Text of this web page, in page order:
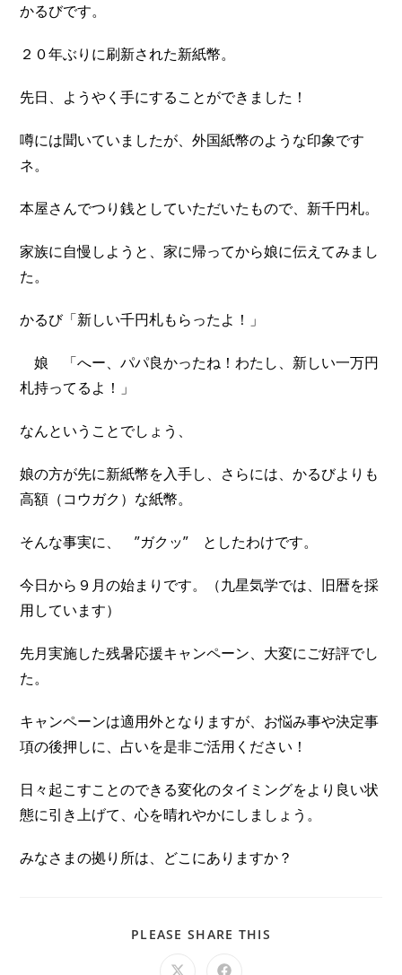
かるびです。
２０年ぶりに刷新された新紙幣。
先日、ようやく手にすることができました！
噂には聞いていましたが、外国紙幣のような印象です
ネ。
本屋さんでつり銭としていただいたもので、新千円札。
家族に自慢しようと、家に帰ってから娘に伝えてみまし
た。
かるび「新しい千円札もらったよ！」
娘 「へー、パパ良かったね！わたし、新しい一万円
札持ってるよ！」
なんということでしょう、
娘の方が先に新紙幣を入手し、さらには、かるびよりも
高額（コウガク）な紙幣。
そんな事実に、 ”ガクッ” としたわけです。
今日から９月の始まりです。（九星気学では、旧暦を採
用しています）
先月実施した残暑応援キャンペーン、大変にご好評でし
た。
キャンペーンは適用外となりますが、お悩み事や決定事
項の後押しに、占いを是非ご活用ください！
日々起こすことのできる変化のタイミングをより良い状
態に引き上げて、心を晴れやかにしましょう。
みなさまの拠り所は、どこにありますか？
PLEASE SHARE THIS